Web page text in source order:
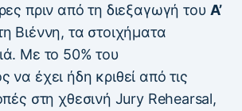
πριν από τη διεξαγωγή του Α’
Βιέννη, τα στοιχήματα
Με το 50% του
να έχει ήδη κριθεί από τις
στη χθεσινή Jury Rehearsal,